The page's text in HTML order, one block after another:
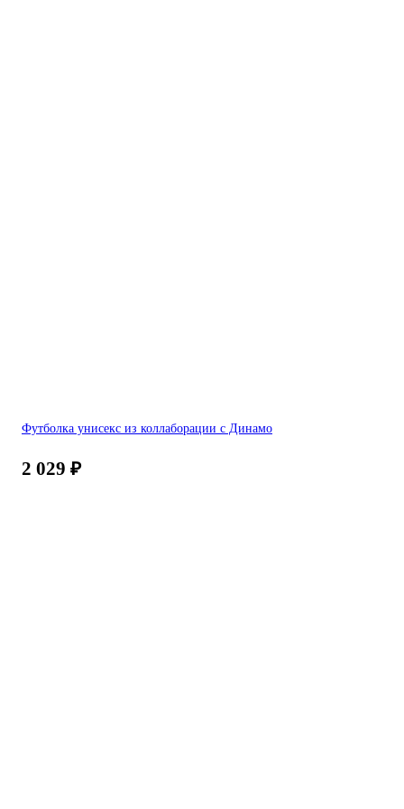
Футболка унисекс из коллаборации с Динамо
2 029 ₽